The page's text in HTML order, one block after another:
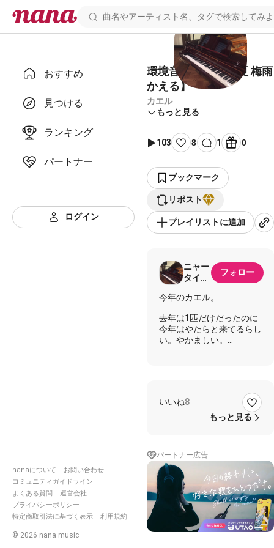
おすすめ
見つける
ランキング
パートナー
ログイン
nanaについて
お問い合わせ
コミュニティガイドライン
よくある質問
運営会社
プライバシーポリシー
特定商取引法に基づく表示
利用規約
© 2026 nana music
環境音『田舎』 【夏 梅雨
かえる】
カエル
もっと見る
103 8 1 0
ブックマーク
リポスト
プレイリストに追加
ニャー
タイプ
非公認
イター
フォロー
今年のカエル。
去年は1匹だけだったのに
今年はやたらと来てるらし
い。やかましい。
つけ合いみたいな感じです
が。
訓練されたオタクか。
https://nana-
music.com/sounds/
いいね8
もっと見る
パートナー広告